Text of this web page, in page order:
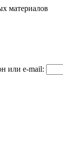
материалов
или e-mail: